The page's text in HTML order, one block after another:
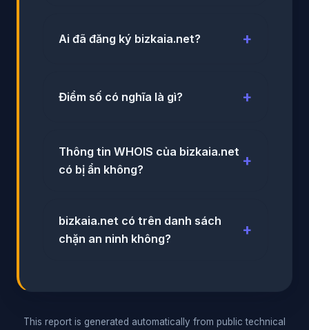
Ai đã đăng ký bizkaia.net?
Điểm số có nghĩa là gì?
Thông tin WHOIS của bizkaia.net
có bị ẩn không?
bizkaia.net có trên danh sách
chặn an ninh không?
This report is generated automatically from public technical